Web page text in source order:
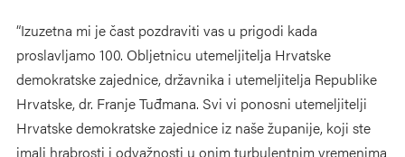
“Izuzetna mi je čast pozdraviti vas u prigodi kada
proslavljamo 100. Obljetnicu utemeljitelja Hrvatske
demokratske zajednice, državnika i utemeljitelja Republike
Hrvatske, dr. Franje Tuđmana. Svi vi ponosni utemeljitelji
Hrvatske demokratske zajednice iz naše županije, koji ste
imali hrabrosti i odvažnosti u onim turbulentnim vremenima